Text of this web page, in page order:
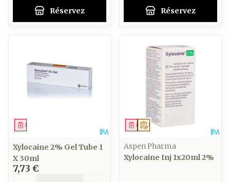
Réservez Réservez
Médicament
Xylocaine 2% Gel Tube 1
X 30ml
7,73 €
Sur prescription
Médicament
Aspen Pharma
Xylocaine Inj 1x20ml 2%